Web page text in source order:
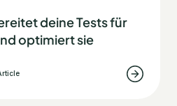
deine Tests für
optimiert sie